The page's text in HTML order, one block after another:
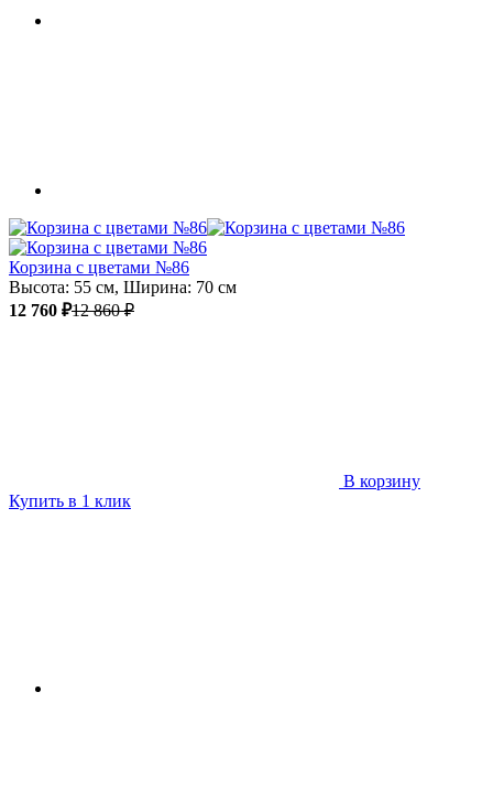
Корзина с цветами №86
Высота: 55 см, Ширина: 70 см
12 760 ₽12 860 ₽
В корзину
Купить в 1 клик